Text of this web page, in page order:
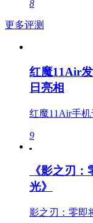
8
更多评测
红魔11Air
日亮相
红魔11Air手
9
《影之刃
光》
影之刃：零即